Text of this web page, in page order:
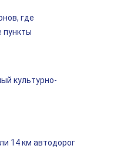
где
пункты
культурно-
14 км автодорог